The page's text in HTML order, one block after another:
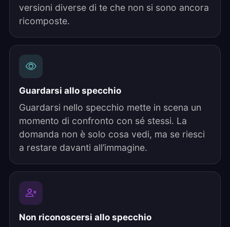
versioni diverse di te che non si sono ancora
ricomposte.
Guardarsi allo specchio
Guardarsi nello specchio mette in scena un
momento di confronto con sé stessi. La
domanda non è solo cosa vedi, ma se riesci
a restare davanti all’immagine.
Non riconoscersi allo specchio